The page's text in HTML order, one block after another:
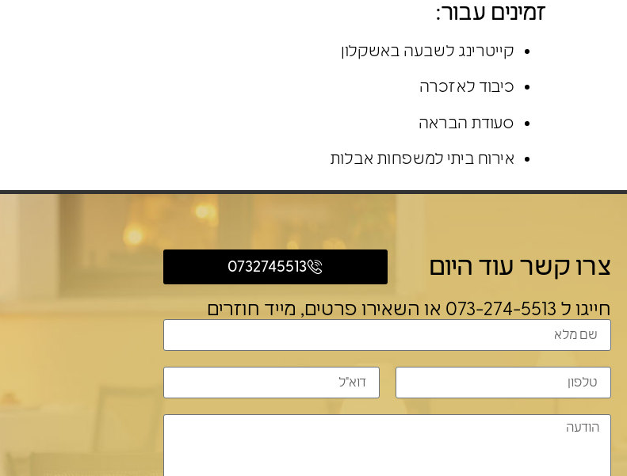
זמינים עבור:
קייטרינג לשבעה באשקלון
כיבוד לאזכרה
סעודת הבראה
אירוח ביתי למשפחות אבלות
צרו קשר עוד היום 0732745513
חייגו ל 073-274-5513 או השאירו פרטים, מייד חוזרים